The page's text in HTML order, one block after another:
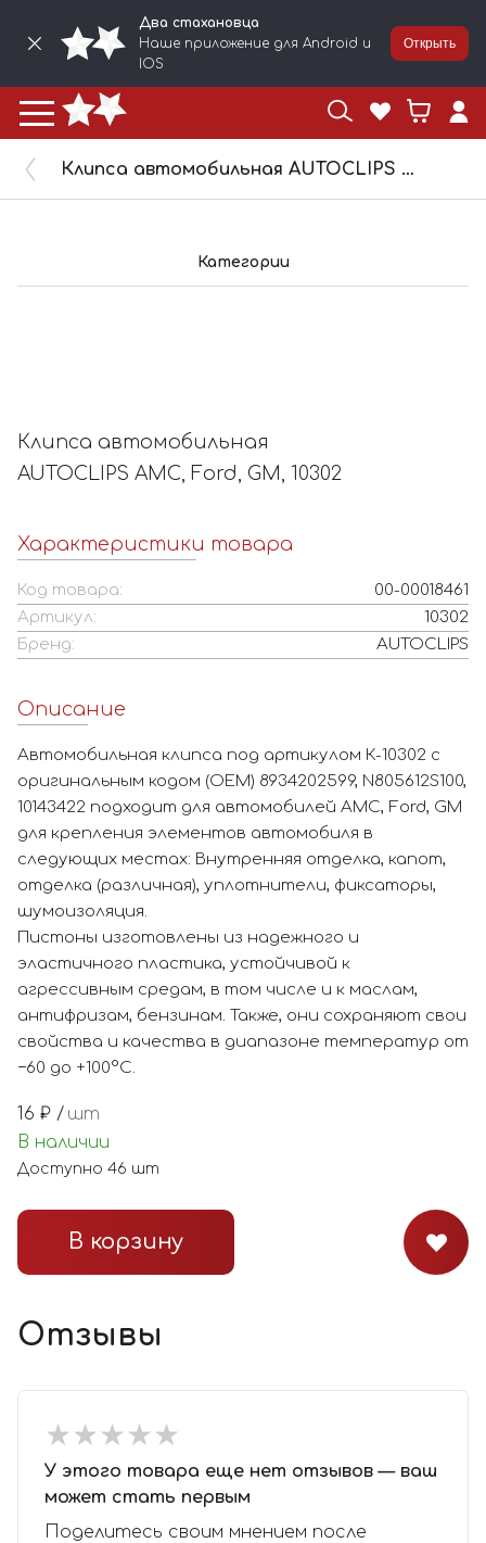
Два стахановца
Наше приложение для Android и
IOS
Открыть
Клипса автомобильная AUTOCLIPS AMC, Ford, GM, 10302
Категории
Клипса автомобильная
AUTOCLIPS AMC, Ford, GM, 10302
Характеристики товара
Код товара:
00-00018461
Артикул:
10302
Бренд:
AUTOCLIPS
Описание
Автомобильная клипса под артикулом К-10302 с
оригинальным кодом (OEM) 8934202599, N805612S100,
10143422 подходит для автомобилей AMC, Ford, GM
для крепления элементов автомобиля в
следующих местах: Внутренняя отделка, капот,
отделка (различная), уплотнители, фиксаторы,
шумоизоляция.
Пистоны изготовлены из надежного и
эластичного пластика, устойчивой к
агрессивным средам, в том числе и к маслам,
антифризам, бензинам. Также, они сохраняют свои
свойства и качества в диапазоне температур от
−60 до +100°С.
16 ₽ / шт
В наличии
Доступно 46 шт
В корзину
Отзывы
★★★★★
★★★★★
У этого товара еще нет отзывов — ваш
может стать первым
Поделитесь своим мнением после